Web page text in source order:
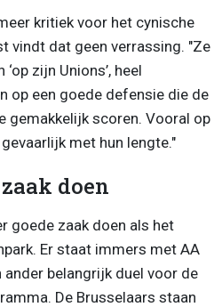
kritiek voor het cynische
vindt dat geen verrassing. "Ze
zijn Unions’, heel
op een goede defensie die de
gemakkelijk scoren. Vooral op
met hun lengte."
doen
goede zaak doen als het
Er staat immers met AA
ander belangrijk duel voor de
De Brusselaars staan